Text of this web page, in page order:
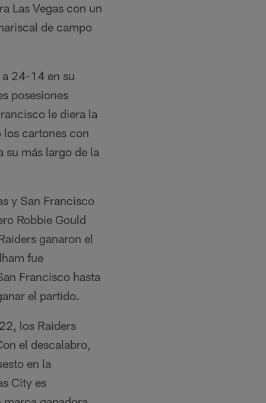
Las Vegas con un
de campo
24-14 en su
posesiones
le diera la
cartones con
su más largo de la
y San Francisco
Robbie Gould
ganaron el
fue
Francisco hasta
el partido.
los Raiders
el descalabro,
en la
City es